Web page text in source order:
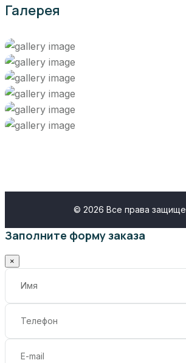
Галерея
© 2026 Все права
Заполните форму заказа
×